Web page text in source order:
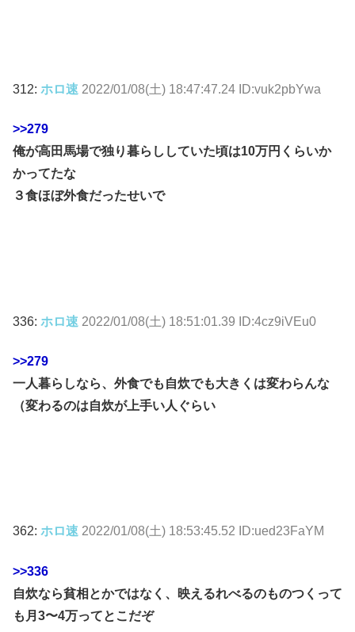
312: ホロ速 2022/01/08(土) 18:47:47.24 ID:vuk2pbYwa
>>279
俺が高田馬場で独り暮らししていた頃は10万円くらいか
かってたな
３食ほぼ外食だったせいで
336: ホロ速 2022/01/08(土) 18:51:01.39 ID:4cz9iVEu0
>>279
一人暮らしなら、外食でも自炊でも大きくは変わらんな
（変わるのは自炊が上手い人ぐらい
362: ホロ速 2022/01/08(土) 18:53:45.52 ID:ued23FaYM
>>336
自炊なら貧相とかではなく、映えるれべるのものつくって
も月3〜4万ってとこだぞ